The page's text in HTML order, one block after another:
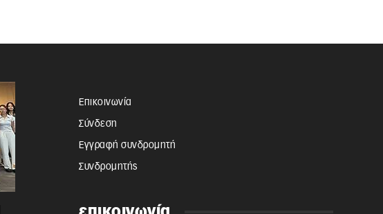
Επικοινωνία
Σύνδεση
Εγγραφή συνδρομητή
Συνδρομητής